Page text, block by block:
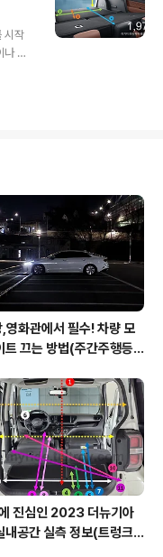
착
착석
재
니다.
쌍
시작
나 대
착
정보
터
방법
니
, G4렉
. 쌍..
영화관에서 필수! 차량 모
트 끄는 방법(주간주행등D
진심인 2023 더뉴기아
내공간 실측 정보(트렁크,